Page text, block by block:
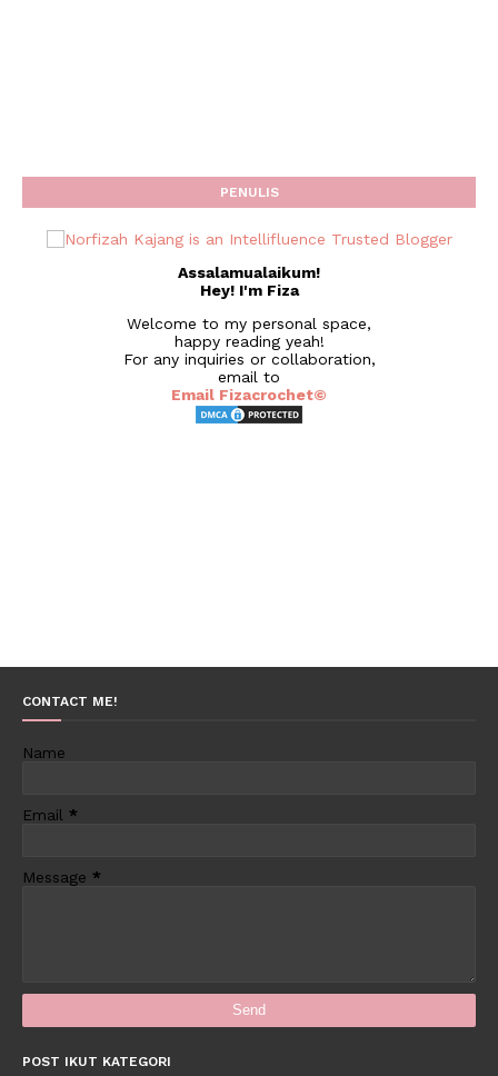
PENULIS
Assalamualaikum!
Hey! I'm Fiza
Welcome to my personal space,
happy reading yeah!
For any inquiries or collaboration,
email to
Email Fizacrochet©
CONTACT ME!
Name
Email *
Message *
POST IKUT KATEGORI